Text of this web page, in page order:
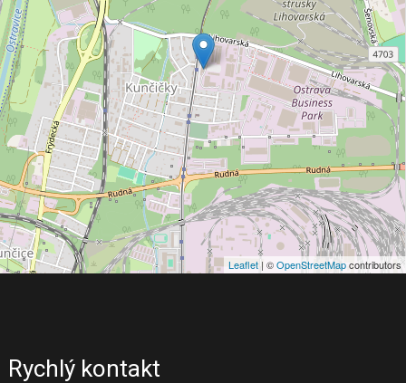
Leaflet | ©OpenStreetMapcontributors
Rychlý kontakt